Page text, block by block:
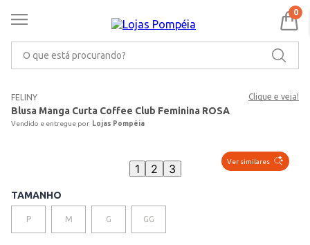
0
FELINY Clique e veja!
Blusa Manga Curta Coffee Club Feminina ROSA
Lojas Pompéia
Ver similares
1 2 3
TAMANHO
P M G GG